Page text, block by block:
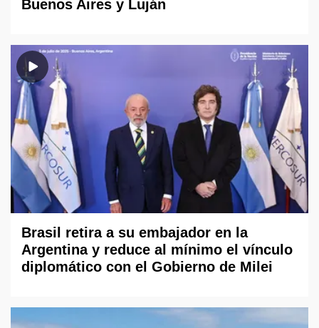
Buenos Aires y Luján
Brasil retira a su embajador en la
Argentina y reduce al mínimo el vínculo
diplomático con el Gobierno de Milei